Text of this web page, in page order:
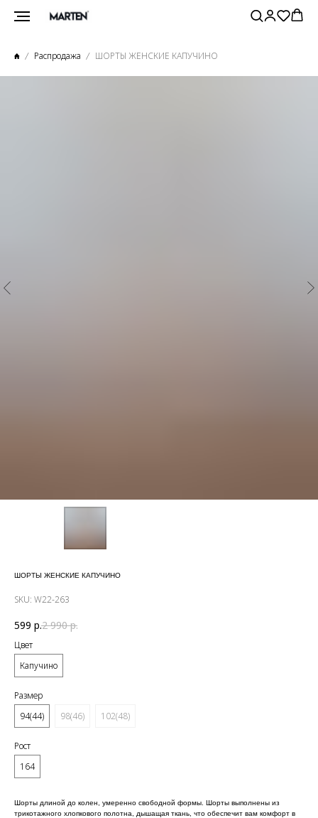
Распродажа ШОРТЫ ЖЕНСКИЕ КАПУЧИНО
ШОРТЫ ЖЕНСКИЕ КАПУЧИНО
SKU: W22-263
599 р.2 990 р.
Цвет
Капучино
Размер
94(44)
98(46) 102(48)
Рост
164
Шорты длиной до колен, умеренно свободной формы. Шорты выполнены из
трикотажного хлопкового полотна, дышащая ткань, что обеспечит вам комфорт в